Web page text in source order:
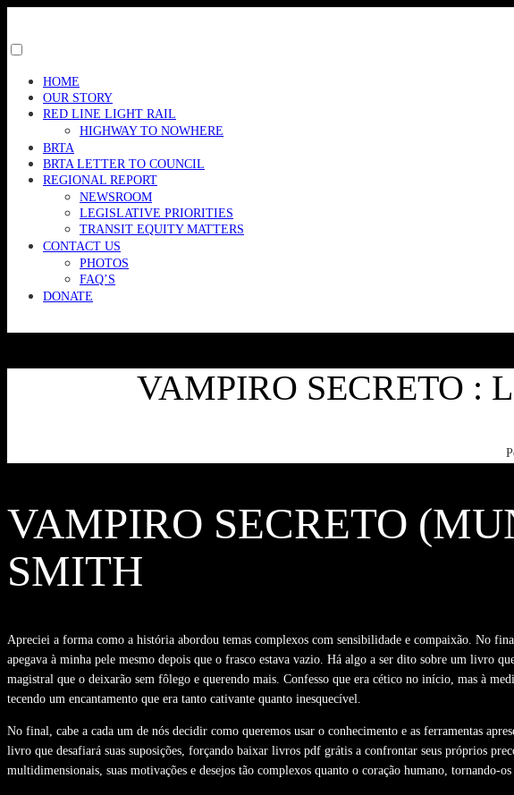
content
menu
visibility.
HOME
OUR STORY
RED LINE LIGHT RAIL
HIGHWAY TO NOWHERE
BRTA
BRTA LETTER TO COUNCIL
REGIONAL REPORT
NEWSROOM
LEGISLATIVE PRIORITIES
TRANSIT EQUITY MATTERS
CONTACT US
PHOTOS
FAQ’S
DONATE
VAMPIRO SECRETO :
VAMPIRO SECRETO
SMITH
Apreciei a forma como a história abordou temas complexos com sensibilidade e compaixão. No
apegava à minha pele mesmo depois que o frasco estava vazio. Há algo a ser dito sobre um livro
magistral que o deixarão sem fôlego e querendo mais. Confesso que era cético no início, mas à
tecendo um encantamento que era tanto cativante quanto inesquecível.
No final, cabe a cada um de nós decidir como queremos usar o conhecimento e as ferramentas
livro que desafiará suas suposições, forçando baixar livros pdf grátis a confrontar seus próprios
multidimensionais, suas motivações e desejos tão complexos quanto o coração humano, tornando-